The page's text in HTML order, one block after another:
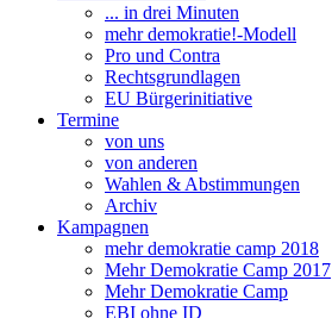
... in drei Minuten
mehr demokratie!-Modell
Pro und Contra
Rechtsgrundlagen
EU Bürgerinitiative
Termine
von uns
von anderen
Wahlen & Abstimmungen
Archiv
Kampagnen
mehr demokratie camp 2018
Mehr Demokratie Camp 2017
Mehr Demokratie Camp
EBI ohne ID